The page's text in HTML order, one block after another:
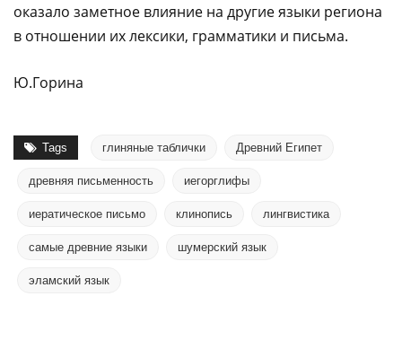
оказало заметное влияние на другие языки региона
в отношении их лексики, грамматики и письма.
Ю.Горина
Tags глиняные таблички Древний Египет
древняя письменность иегорглифы
иератическое письмо клинопись лингвистика
самые древние языки шумерский язык
эламский язык